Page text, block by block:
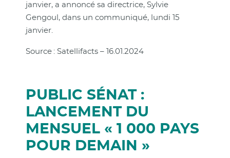
janvier, a annoncé sa directrice, Sylvie
Gengoul, dans un communiqué, lundi 15
janvier.
Source : Satellifacts – 16.01.2024
PUBLIC SÉNAT :
LANCEMENT DU
MENSUEL « 1 000 PAYS
POUR DEMAIN »